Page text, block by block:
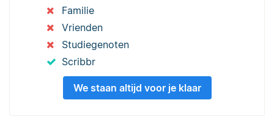
Familie
Vrienden
Studiegenoten
Scribbr
We staan altijd voor je klaar